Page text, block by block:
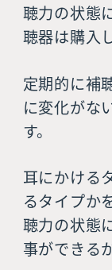
聴力の状態
聴器は購入
定期的に補
に変化がな
す。
耳にかける
るタイプか
聴力の状態
事ができる